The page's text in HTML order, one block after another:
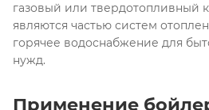
газовый или твердотопливный
являются частью систем
горячее водоснабжение для
нужд.
Применение